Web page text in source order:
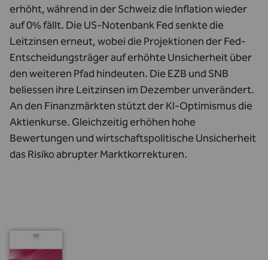
erhöht, während in der Schweiz die Inflation wieder
auf 0% fällt. Die US-Notenbank Fed senkte die
Leitzinsen erneut, wobei die Projektionen der Fed-
Entscheidungsträger auf erhöhte Unsicherheit über
den weiteren Pfad hindeuten. Die EZB und SNB
beliessen ihre Leitzinsen im Dezember unverändert.
An den Finanzmärkten stützt der KI-Optimismus die
Aktienkurse. Gleichzeitig erhöhen hohe
Bewertungen und wirtschaftspolitische Unsicherheit
das Risiko abrupter Marktkorrekturen.